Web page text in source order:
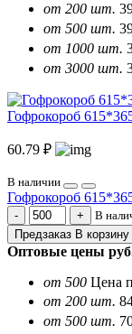
от 200 шт.
от 500 шт.
от 1000 шт.
от 3000 шт.
Гофрокороб
60.79 ₽
В наличии
Гофрокороб
В
Предзаказ В корзину
Оптовые цены
от 500 Цена
от 200 шт.
от 500 шт.